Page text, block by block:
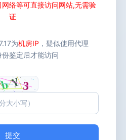
络等可直接访问网站,无需验
证
为机房IP ，疑似使用代理
份鉴定后才能访问
提交